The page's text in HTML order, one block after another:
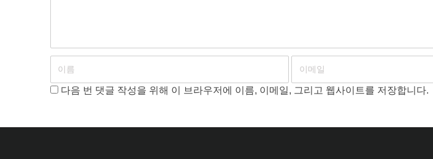
다음 번 댓글 작성을 위해 이 브라우저에 이름, 이메일, 그리고 웹사이트를 저장합니다.